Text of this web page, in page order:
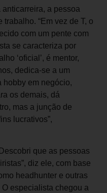
anticarreira, a pessoa
“Em vez de T, o
com um pente com
se caracteriza por
‘oficial’, é mentor,
dedica-se a um
hobby em negócio,
os demais, dá
mas a junção de
lucrativos”,
que as pessoas
diz ele, com base
headhunter e outras
especialista chegou a